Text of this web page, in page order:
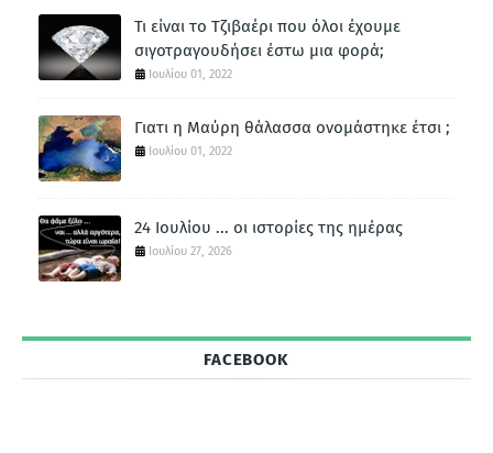
Τι είναι το Τζιβαέρι που όλοι έχουμε
σιγοτραγουδήσει έστω μια φορά;
Ιουλίου 01, 2022
Γιατι η Μαύρη θάλασσα ονομάστηκε έτσι ;
Ιουλίου 01, 2022
24 Ιουλίου ... οι ιστορίες της ημέρας
Ιουλίου 27, 2026
FACEBOOK